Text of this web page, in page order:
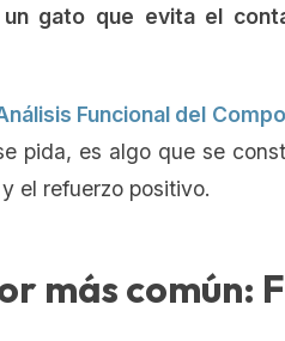
un gato que evita el
Funcional del
pida, es algo que se
el refuerzo positivo.
más común: